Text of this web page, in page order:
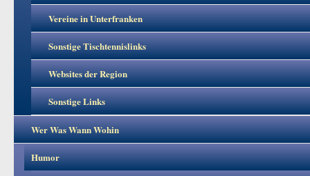
Vereine in Unterfranken
Sonstige Tischtennislinks
Websites der Region
Sonstige Links
Wer Was Wann Wohin
Humor